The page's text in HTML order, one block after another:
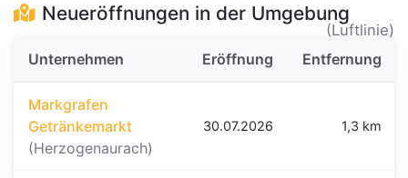
Neueröffnungen in der Umgebung
(Luftlinie)
Unternehmen
Eröffnung Entfernung
Markgrafen
Getränkemarkt
(Herzogenaurach)
30.07.2026 1,3 km